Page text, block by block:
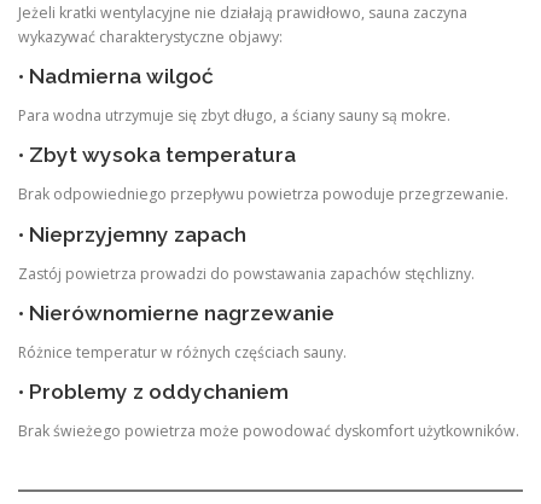
Jeżeli kratki wentylacyjne nie działają prawidłowo, sauna zaczyna
wykazywać charakterystyczne objawy:
• Nadmierna wilgoć
Para wodna utrzymuje się zbyt długo, a ściany sauny są mokre.
• Zbyt wysoka temperatura
Brak odpowiedniego przepływu powietrza powoduje przegrzewanie.
• Nieprzyjemny zapach
Zastój powietrza prowadzi do powstawania zapachów stęchlizny.
• Nierównomierne nagrzewanie
Różnice temperatur w różnych częściach sauny.
• Problemy z oddychaniem
Brak świeżego powietrza może powodować dyskomfort użytkowników.